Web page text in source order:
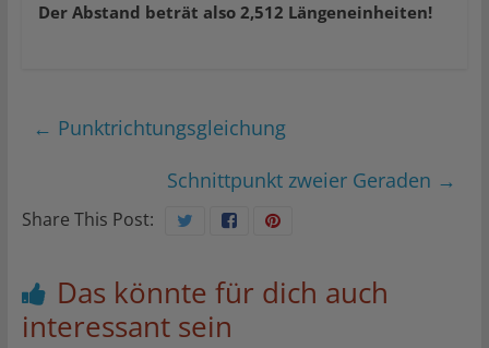
Der Abstand beträt also 2,512 Längeneinheiten!
← Punktrichtungsgleichung
Schnittpunkt zweier Geraden →
Share This Post:
Das könnte für dich auch
interessant sein